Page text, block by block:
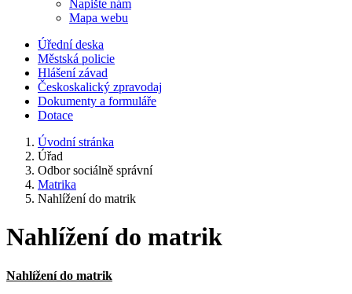
Napište nám
Mapa webu
Úřední deska
Městská policie
Hlášení závad
Českoskalický zpravodaj
Dokumenty a formuláře
Dotace
Úvodní stránka
Úřad
Odbor sociálně správní
Matrika
Nahlížení do matrik
Nahlížení do matrik
Nahlížení do matrik